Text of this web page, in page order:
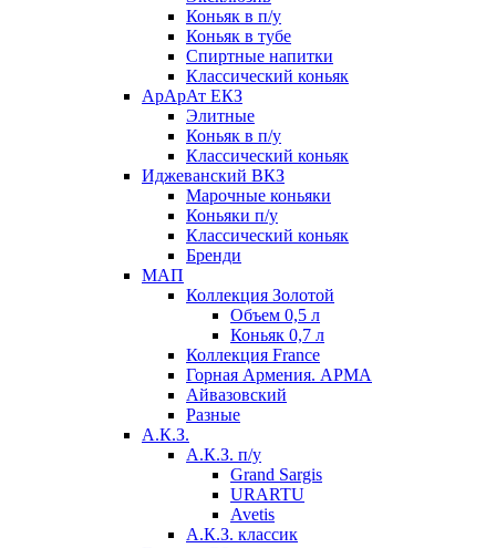
Коньяк в п/у
Коньяк в тубе
Спиртные напитки
Классический коньяк
АрАрАт ЕКЗ
Элитные
Коньяк в п/у
Классический коньяк
Иджеванский ВКЗ
Марочные коньяки
Коньяки п/у
Классический коньяк
Бренди
МАП
Коллекция Золотой
Объем 0,5 л
Коньяк 0,7 л
Коллекция France
Горная Армения. АРМА
Айвазовский
Разные
А.К.З.
А.К.З. п/у
Grand Sargis
URARTU
Avetis
А.К.З. классик